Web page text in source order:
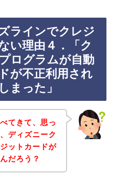
ラインでクレジ
い理由４．「ク
ログラムが自動
が不正利用され
まった」
てきて、思っ
ディズニーク
ットカードが
だろう？